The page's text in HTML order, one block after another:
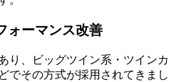
ォーマンス改善
り、ビッグツイン系・ツインカ
でその方式が採用されてきまし